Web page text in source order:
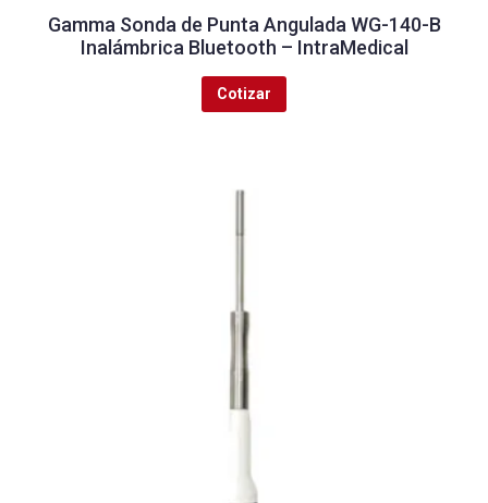
Gamma Sonda de Punta Angulada WG-140-B
Inalámbrica Bluetooth – IntraMedical
Cotizar